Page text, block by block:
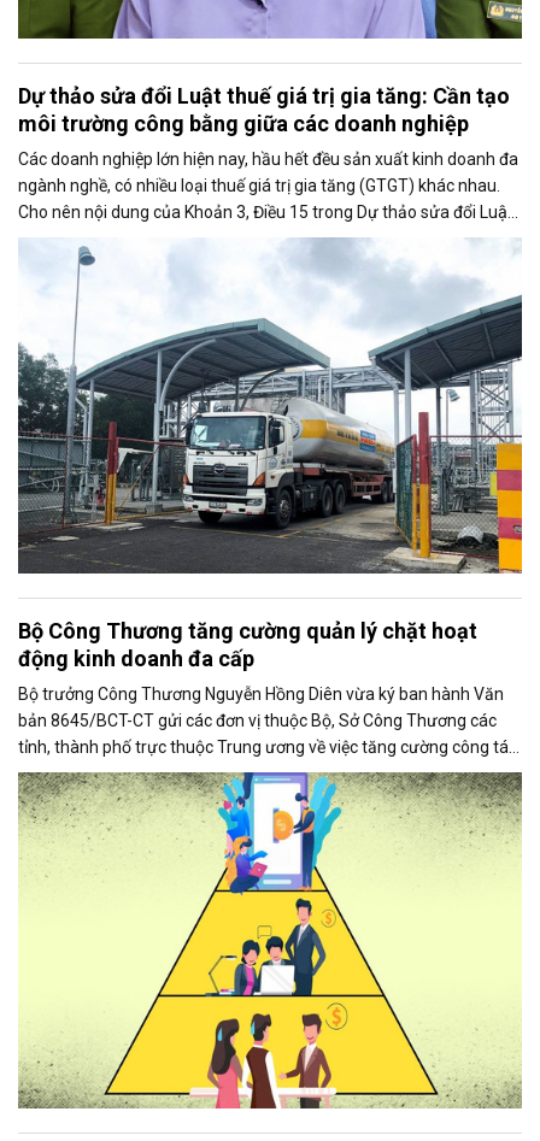
Dự thảo sửa đổi Luật thuế giá trị gia tăng: Cần tạo
môi trường công bằng giữa các doanh nghiệp
Các doanh nghiệp lớn hiện nay, hầu hết đều sản xuất kinh doanh đa
ngành nghề, có nhiều loại thuế giá trị gia tăng (GTGT) khác nhau.
Cho nên nội dung của Khoản 3, Điều 15 trong Dự thảo sửa đổi Luật
thuế GTGT là rất bất cập, tạo ra sự không công bằng đối với các
doanh nghiệp cùng ngành nghề...
Bộ Công Thương tăng cường quản lý chặt hoạt
động kinh doanh đa cấp
Bộ trưởng Công Thương Nguyễn Hồng Diên vừa ký ban hành Văn
bản 8645/BCT-CT gửi các đơn vị thuộc Bộ, Sở Công Thương các
tỉnh, thành phố trực thuộc Trung ương về việc tăng cường công tác
quản lý hoạt động kinh doanh theo phương thức đa cấp.